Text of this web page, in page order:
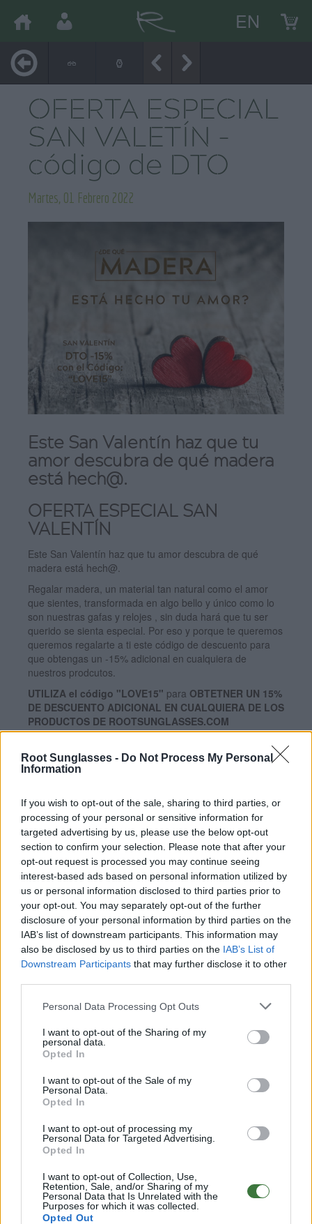
Root Sunglasses - Do Not Process My Personal
Information
If you wish to opt-out of the sale, sharing to third parties, or
processing of your personal or sensitive information for
targeted advertising by us, please use the below opt-out
section to confirm your selection. Please note that after your
opt-out request is processed you may continue seeing
interest-based ads based on personal information utilized by
us or personal information disclosed to third parties prior to
your opt-out. You may separately opt-out of the further
disclosure of your personal information by third parties on the
IAB’s list of downstream participants. This information may
also be disclosed by us to third parties on the IAB’s List of
Downstream Participants that may further disclose it to other
Personal Data Processing Opt Outs
I want to opt-out of the Sharing of my
personal data.
Opted In
I want to opt-out of the Sale of my
Personal Data.
Opted In
I want to opt-out of processing my
Personal Data for Targeted Advertising.
Opted In
I want to opt-out of Collection, Use,
Retention, Sale, and/or Sharing of my
Personal Data that Is Unrelated with the
Purposes for which it was collected.
Opted Out
EN
OFERTA ESPECIAL
SAN VALETÍN -
código de DTO
Martes, 01 Febrero 2022
Este San Valentín haz que tu
amor descubra de qué madera
está hech@.
OFERTA ESPECIAL SAN
VALENTÍN
Este San Valentín haz que tu amor descubra de qué
madera está hech@.
Regalar madera, un material tan natural como el amor
que sientes, transformada en algo bello y único como lo
son nuestras gafas y relojes , sin duda hará que tu ser
querido se sienta especial. Por eso y porque te queremos
queremos regalarte a ti este código de descuento para
que obtengas un -15% adicional en cualquiera de
nuestros prodcutos.
UTILIZA el código "LOVE15" para OBTETNER UN 15%
DE DESCUENTO ADICIONAL EN CUALQUIERA DE LOS
PRODUCTOS DE ROOTSUNGLASSES.COM
UTILIZA AHORA EL CÓDIGO:
PARA OBTENER UN15% DE
DESCUENTO
Con amor
**Válido hasta el 15 de febrero
C/ Bailén 44, 11380 tarifa - Cádiz
Tel +34 956680448
info@rootsunglasses.com
Etiquetas: GAFAS RELOJES MADERA
CÓDIGO DESCUENTO